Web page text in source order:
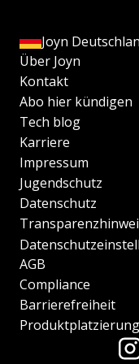
Joyn
Über Joyn
Kontakt
Abo hier kündigen
Tech blog
Karriere
Impressum
Jugendschutz
Datenschutz
AGB
Compliance
Barrierefreiheit